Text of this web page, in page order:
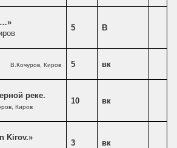
5 В
В.Кочуров, Киров 5 вк
реке.
Киров
10 вк
Kirov.»
3 вк